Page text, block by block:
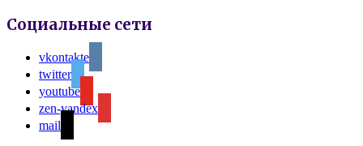
Социальные сети
vkontakte
twitter
youtube
zen-yandex
mail